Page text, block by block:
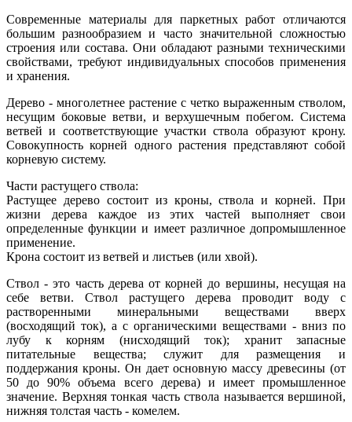
Современные материалы для паркетных работ отличаются
большим разнообразием и часто значительной сложностью
строения или состава. Они обладают разными техническими
свойствами, требуют индивидуальных способов применения
и хранения.
Дерево - многолетнее растение с четко выраженным стволом,
несущим боковые ветви, и верхушечным побегом. Система
ветвей и соответствующие участки ствола образуют крону.
Совокупность корней одного растения представляют собой
корневую систему.
Части растущего ствола:
Растущее дерево состоит из кроны, ствола и корней. При
жизни дерева каждое из этих частей выполняет свои
определенные функции и имеет различное допромышленное
применение.
Крона состоит из ветвей и листьев (или хвой).
Ствол - это часть дерева от корней до вершины, несущая на
себе ветви. Ствол растущего дерева проводит воду с
растворенными минеральными веществами вверх
(восходящий ток), а с органическими веществами - вниз по
лубу к корням (нисходящий ток); хранит запасные
питательные вещества; служит для размещения и
поддержания кроны. Он дает основную массу древесины (от
50 до 90% объема всего дерева) и имеет промышленное
значение. Верхняя тонкая часть ствола называется вершиной,
нижняя толстая часть - комелем.